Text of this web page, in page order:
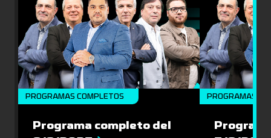
PROGRAMAS COMPLETOS
Programa completo del
PROGRAMAS